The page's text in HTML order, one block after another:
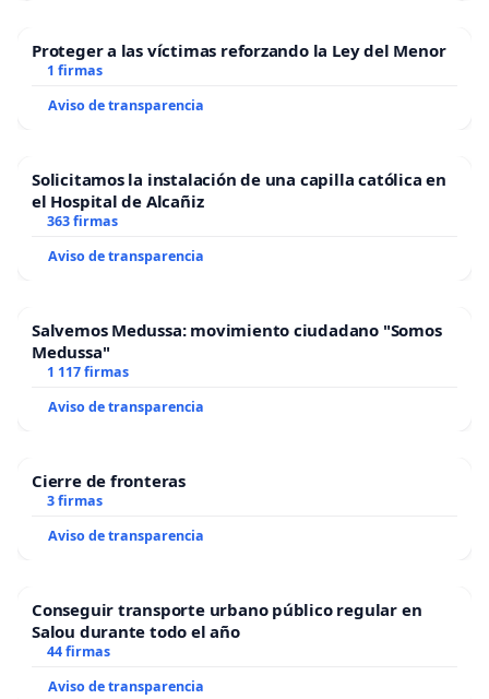
Proteger a las víctimas reforzando la Ley del Menor
1 firmas
Aviso de transparencia
Solicitamos la instalación de una capilla católica en
el Hospital de Alcañiz
363 firmas
Aviso de transparencia
Salvemos Medussa: movimiento ciudadano "Somos
Medussa"
1 117 firmas
Aviso de transparencia
Cierre de fronteras
3 firmas
Aviso de transparencia
Conseguir transporte urbano público regular en
Salou durante todo el año
44 firmas
Aviso de transparencia